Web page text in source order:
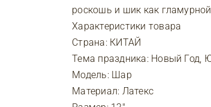
роскошь и шик как
Характеристики товара
Страна: КИТАЙ
Тема праздника: Новый Год,
Модель: Шар
Материал: Латекс